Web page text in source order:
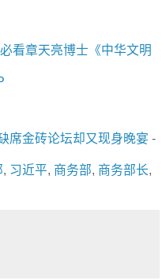
看章天亮博士《中华文明
席金砖论坛却又现身晚宴 -
, 习近平, 商务部, 商务部长,